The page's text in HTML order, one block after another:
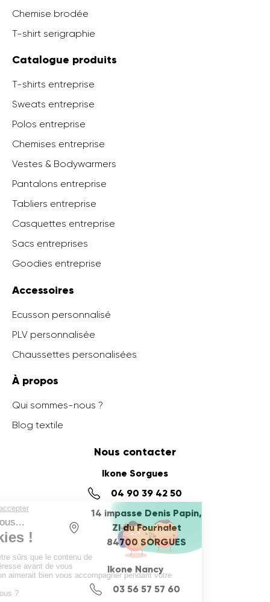
Chemise brodée
T-shirt serigraphie
Catalogue produits
T-shirts entreprise
Sweats entreprise
Polos entreprise
Chemises entreprise
Vestes & Bodywarmers
Pantalons entreprise
Tabliers entreprise
Casquettes entreprise
Sacs entreprises
Goodies entreprise
Accessoires
Ecusson personnalisé
PLV personnalisée
Chaussettes personalisées
À propos
Qui sommes-nous ?
Blog textile
Nous contacter
Ikone Sorgues
04 90 39 42 50
14 impasse Denis Papin,
ZI du Fournalet
84700 SORGUES
Ikone Nancy
03 56 57 57 60